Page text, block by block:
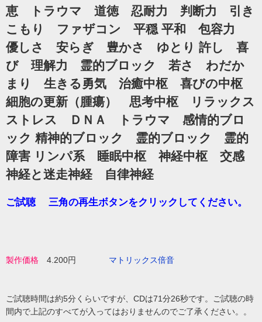
恵 トラウマ 道徳 忍耐力 判断力 引き
こもり ファザコン 平穏 平和 包容力
優しさ 安らぎ 豊かさ ゆとり 許し 喜
び 理解力 霊的ブロック 若さ わだか
まり 生きる勇気 治癒中枢 喜びの中枢
細胞の更新（腫瘍） 思考中枢 リラックス
ストレス ＤＮＡ トラウマ 感情的ブロ
ック 精神的ブロック 霊的ブロック 霊的
障害 リンパ系 睡眠中枢 神経中枢 交感
神経と迷走神経 自律神経
ご試聴 三角の再生ボタンをクリックしてください。
製作価格 4.200円 マトリックス倍音
ご試聴時間は約5分くらいですが、CDは71分26秒です。ご試聴の時
間内で上記のすべてが入ってはおりませんのでご了承ください。。